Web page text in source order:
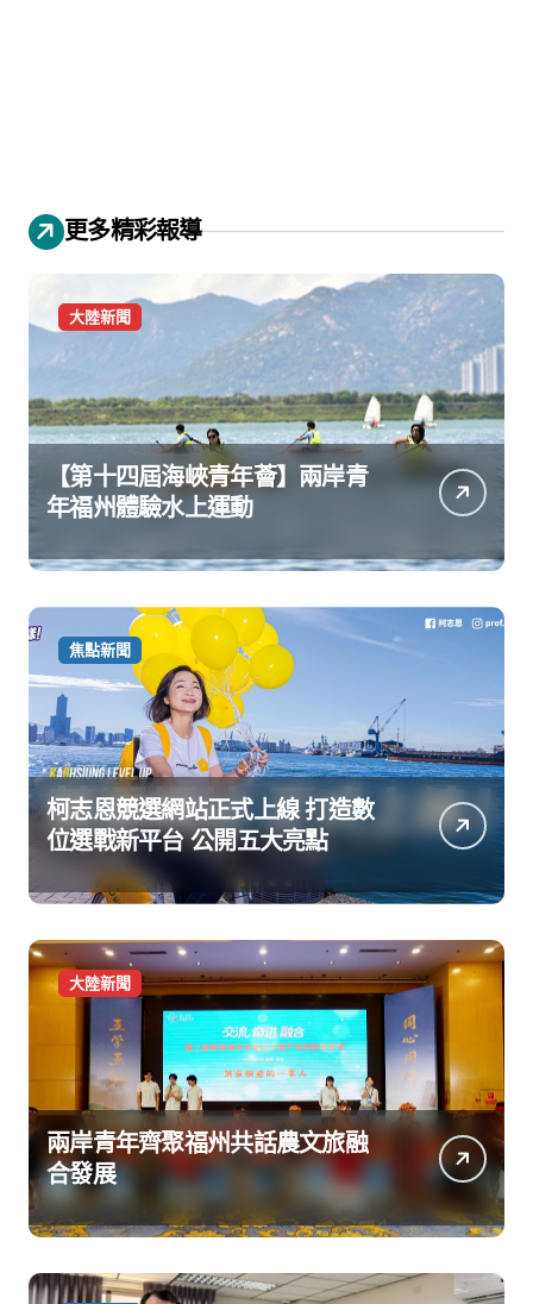
更多精彩報導
大陸新聞
【第十四屆海峽青年薈】兩岸青
年福州體驗水上運動
焦點新聞
柯志恩競選網站正式上線 打造數
位選戰新平台 公開五大亮點
大陸新聞
兩岸青年齊聚福州共話農文旅融
合發展